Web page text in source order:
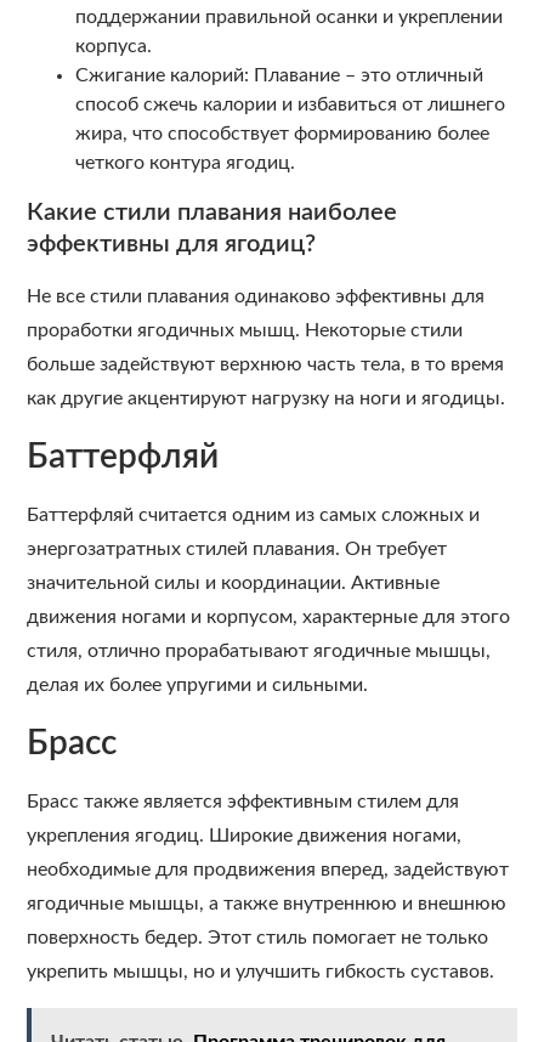
поддержании правильной осанки и укреплении
корпуса.
Сжигание калорий: Плавание – это отличный
способ сжечь калории и избавиться от лишнего
жира, что способствует формированию более
четкого контура ягодиц.
Какие стили плавания наиболее
эффективны для ягодиц?
Не все стили плавания одинаково эффективны для
проработки ягодичных мышц. Некоторые стили
больше задействуют верхнюю часть тела, в то время
как другие акцентируют нагрузку на ноги и ягодицы.
Баттерфляй
Баттерфляй считается одним из самых сложных и
энергозатратных стилей плавания. Он требует
значительной силы и координации. Активные
движения ногами и корпусом, характерные для этого
стиля, отлично прорабатывают ягодичные мышцы,
делая их более упругими и сильными.
Брасс
Брасс также является эффективным стилем для
укрепления ягодиц. Широкие движения ногами,
необходимые для продвижения вперед, задействуют
ягодичные мышцы, а также внутреннюю и внешнюю
поверхность бедер. Этот стиль помогает не только
укрепить мышцы, но и улучшить гибкость суставов.